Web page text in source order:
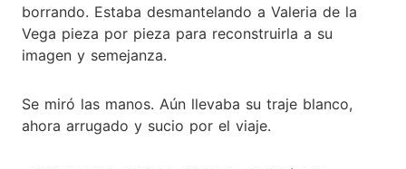
borrando. Estaba desmantelando a Valeria de la
Vega pieza por pieza para reconstruirla a su
imagen y semejanza.
Se miró las manos. Aún llevaba su traje blanco,
ahora arrugado y sucio por el viaje.